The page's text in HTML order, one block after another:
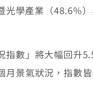
學產業（48.6%
數」將大幅回升
月景氣狀況，指數